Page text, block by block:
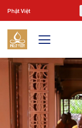
Phật Việt